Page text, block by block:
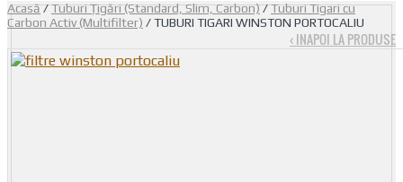
Acasă/Tuburi Țigări (Standard, Slim, Carbon)/Tuburi Tigari cu
Carbon Activ (Multifilter) / TUBURI TIGARI WINSTON PORTOCALIU
‹ INAPOI LA PRODUSE